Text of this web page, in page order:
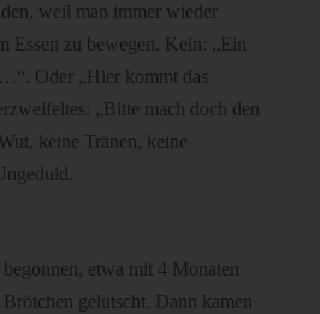
weil man immer wieder
Essen zu bewegen. Kein: „Ein
Oder „Hier kommt das
„Bitte mach doch den
keine Tränen, keine
etwa mit 4 Monaten
gelutscht. Dann kamen